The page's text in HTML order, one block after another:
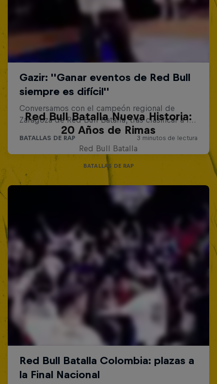
Red Bull Batalla Nueva Historia:
20 Años de Rimas
Red Bull Batalla
BATALLAS DE RAP